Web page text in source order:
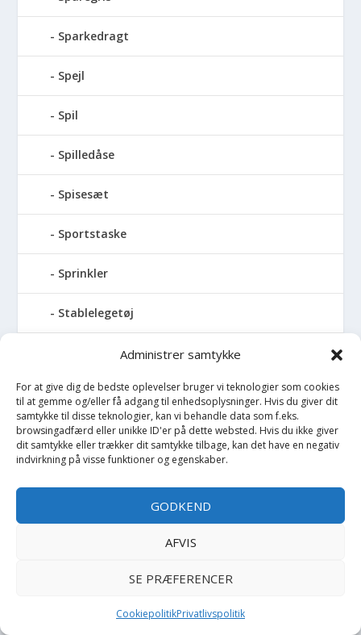
Administrer samtykke
For at give dig de bedste oplevelser bruger vi teknologier som cookies
til at gemme og/eller få adgang til enhedsoplysninger. Hvis du giver dit
samtykke til disse teknologier, kan vi behandle data som f.eks.
browsingadfærd eller unikke ID'er på dette websted. Hvis du ikke giver
dit samtykke eller trækker dit samtykke tilbage, kan det have en negativ
indvirkning på visse funktioner og egenskaber.
GODKEND
AFVIS
SE PRÆFERENCER
CookiepolitikPrivatlivspolitik
Sparkedragt
Spejl
Spil
Spilledåse
Spisesæt
Sportstaske
Sprinkler
Stablelegetøj
Stofbog
Stol
Stoleunderlag